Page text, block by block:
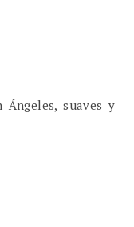
suaves y